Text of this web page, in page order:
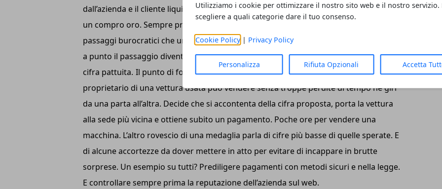
Utilizziamo i cookie per ottimizzare il nostro sito web e il nostro servizio.
scegliere a quali categorie dare il tuo consenso.
Cookie Policy| Privacy Policy
Personalizza Rifiuta Opzionali Accetta
dall’azienda e il cliente liquidato subito. Proprio come quando si portano i gioielli ad
un compro oro. Sempre presso questi centri è possibile procedere a tutti i vari
passaggi burocratici che un passaggio di auto comporta. Quando questi sono messi
a punto il passaggio diventa effettivo. L’utente esce quindi dalla sede con in tasca la
cifra pattuita. Il punto di forza di questo servizio è dato ovviamente dal fatto che il
proprietario di una vettura usata può vendere senza troppe perdite di tempo né giri
da una parta all’altra. Decide che si accontenta della cifra proposta, porta la vettura
alla sede più vicina e ottiene subito un pagamento. Poche ore per vendere una
macchina. L’altro rovescio di una medaglia parla di cifre più basse di quelle sperate. E
di alcune accortezze da dover mettere in atto per evitare di incappare in brutte
sorprese. Un esempio su tutti? Prediligere pagamenti con metodi sicuri e nella legge.
E controllare sempre prima la reputazione dell’azienda sul web.